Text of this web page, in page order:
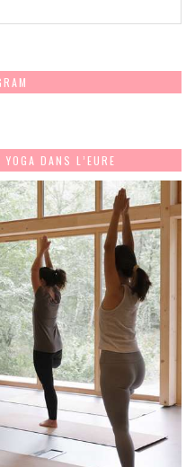
DANS L’EURE